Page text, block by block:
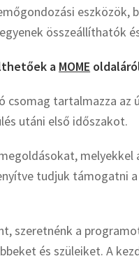
eszközök,
összeállíthatók
a MOME
tartalmazza az
utáni első időszakot.
melyekkel
tudjuk támogatni
szeretnénk a
és szüleiket. A